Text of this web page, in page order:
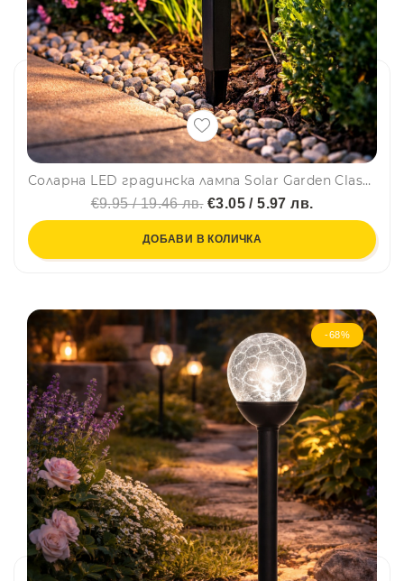
Соларна LED градинска лампа Solar Garden Classic - 24 см – бяла светлина, автоматично включване, без кабели, еко захранване
€9.95 / 19.46 лв.€3.05 / 5.97 лв.
ДОБАВИ В КОЛИЧКА
-68%